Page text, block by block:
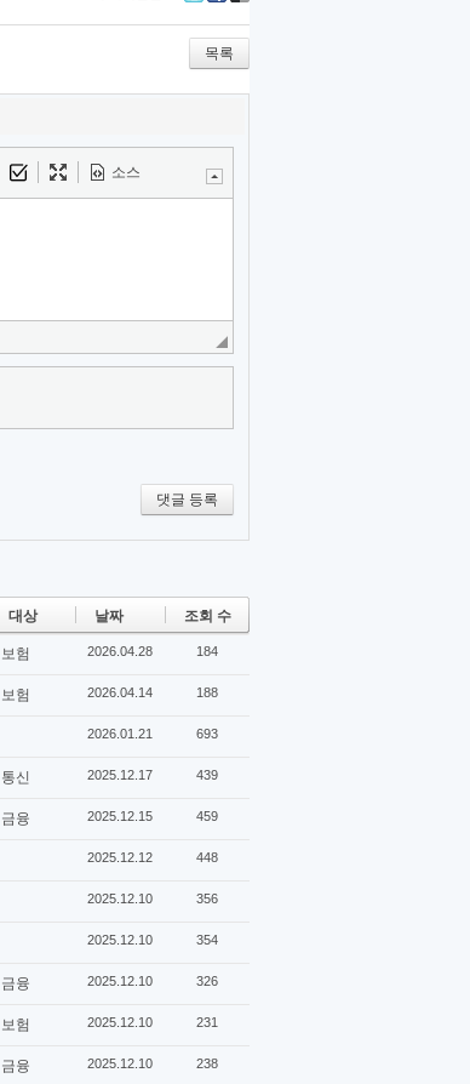
목록
소스
댓글 등록
대상 날짜 조회 수
보험 2026.04.28 184
보험 2026.04.14 188
2026.01.21 693
통신 2025.12.17 439
금융 2025.12.15 459
2025.12.12 448
2025.12.10 356
2025.12.10 354
금융 2025.12.10 326
보험 2025.12.10 231
금융 2025.12.10 238